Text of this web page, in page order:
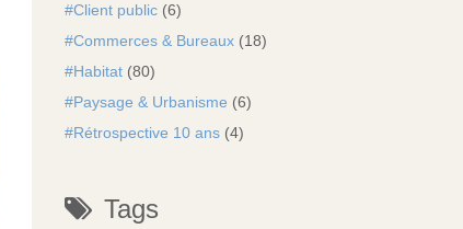
Client public(6)
Commerces & Bureaux(18)
Habitat(80)
Paysage & Urbanisme (6)
Rétrospective 10 ans(4)
Tags